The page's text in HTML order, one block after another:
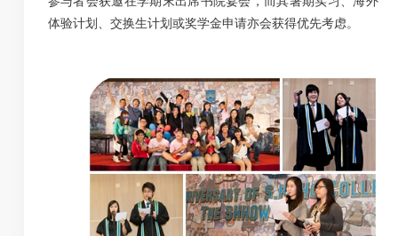
体验计划、交换生计划或奖学金申请亦会获得优先考虑。